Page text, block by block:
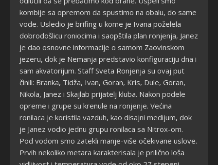
kombije sa opremom da spustimo na obalu, do same
vode. Usledio je brifing u kome je Ivana poželela
dobrodošlicu roniocima i saopštila plan ronjenja, Janez
je dao osnovne informacije o samom Zaovinskom
jezeru, dok je Nemanja predstavio konfiguraciju dna i
sam akvatorijum. Staff Sveta Ronjenja su ovaj put
činili: Branka, Tidža, Ivan, Goran, Kris, Dule, Goran,
Nikola, Janez i Skajlab prijatelj kluba. Nakon podele
opreme i grupe su krenule na ronjenje. Većina
ronilaca je koristila vazduh, kao disajni medijum, dok
je Janez vodio jednu grupu ronilaca sa Nitrox-om.
Pod vodom smo zatekli manje-više očekivane uslove.
Prvih nekoliko metara karakterisala je prilično loša